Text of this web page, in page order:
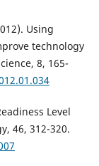
Using
technology
8, 165-
Level
46, 312-320.